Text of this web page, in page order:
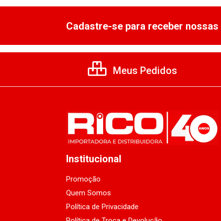
Cadastre-se para receber
Meus Pedidos
Institucional
Promoção
Quem Somos
Política de Privacidade